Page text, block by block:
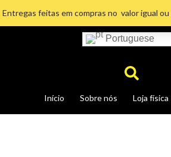
Entregas feitas em compras no valor igual
Portuguese
Início Sobre nós Loja física